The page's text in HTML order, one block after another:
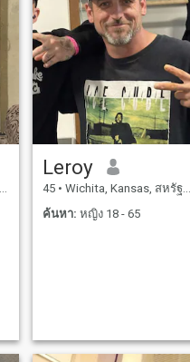
Leroy
45 • Wichita, Kansas, สหรัฐอเมริกา
ค้นหา: หญิง 18 - 65